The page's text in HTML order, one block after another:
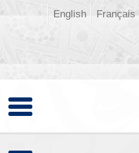
Français
English